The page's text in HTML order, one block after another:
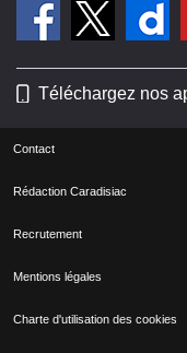
Téléchargez nos
Contact
Rédaction Caradisiac
Recrutement
Mentions légales
Charte d'utilisation des cookies